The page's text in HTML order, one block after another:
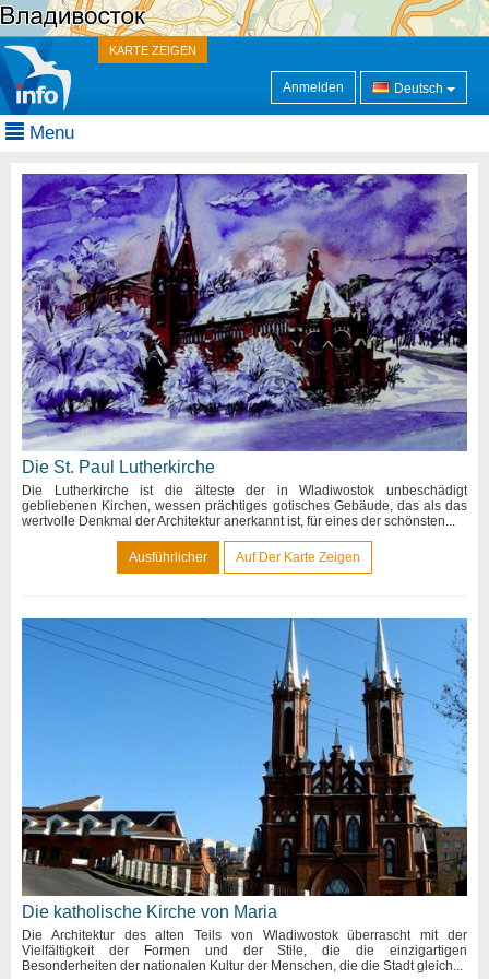
KARTE ZEIGEN
Anmelden Deutsch
Menu
Die St. Paul Lutherkirche
Die Lutherkirche ist die älteste der in Wladiwostok unbeschädigt
gebliebenen Kirchen, wessen prächtiges gotisches Gebäude, das als das
wertvolle Denkmal der Architektur anerkannt ist, für eines der schönsten...
Ausführlicher Auf Der Karte Zeigen
Die katholische Kirche von Maria
Die Architektur des alten Teils von Wladiwostok überrascht mit der
Vielfältigkeit der Formen und der Stile, die die einzigartigen
Besonderheiten der nationalen Kultur der Menschen, die die Stadt gleich...